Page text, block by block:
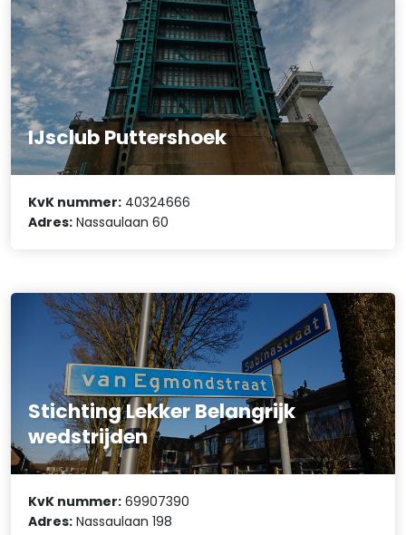
IJsclub Puttershoek
KvK nummer: 40324666
Adres: Nassaulaan 60
Stichting Lekker Belangrijk
wedstrijden
KvK nummer: 69907390
Adres: Nassaulaan 198